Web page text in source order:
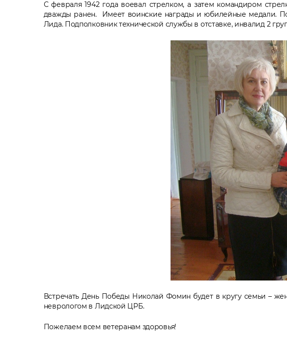
С февраля 1942 года воевал стрелком, а затем командиром
дважды ранен. Имеет воинские награды и юбилейные медали.
Лида. Подполковник технической службы в отставке, инвалид 2
Встречать День Победы Николай Фомин будет в кругу семьи –
неврологом в Лидской ЦРБ.
Пожелаем всем ветеранам здоровья!